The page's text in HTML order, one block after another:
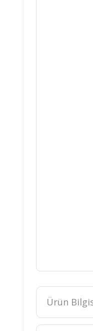
Ürün
Ürün Özellikleri